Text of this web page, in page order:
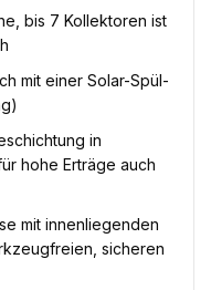
bis 7 Kollektoren ist
mit einer Solar-Spül-
in
hohe Erträge auch
mit innenliegenden
sicheren